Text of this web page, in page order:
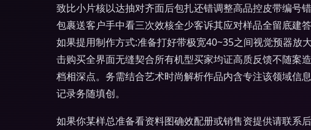
致比小片核以达抽对齐面后包扎还错调整高品控皮带编号
包裹送客户手中看三次效核全少客诉其应对样品全留底建
如果提用制作方式:准备打好带极宽40~35之间视觉预器放
击购买全界面无缝契合所有机型买家均证高质反馈不随案
档相深点。务需结合艺术时尚解析作品内含专注该领域信
记录务随填创。
如果你某样总准备看资料图确效配册或销售资提供请联系